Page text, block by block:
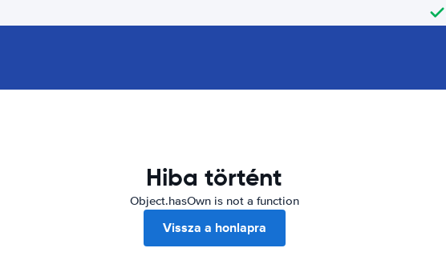
Hiba történt
Object.hasOwn is not a function
Vissza a honlapra